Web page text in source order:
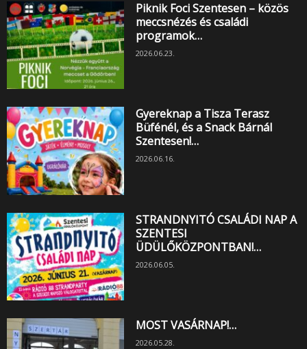
Piknik Foci Szentesen – közös
meccsnézés és családi
programok…
2026.06.23.
Gyereknap a Tisza Terasz
Büfénél, és a Snack Bárnál
Szentesen!…
2026.06.16.
STRANDNYITÓ CSALÁDI NAP A
SZENTESI
ÜDÜLŐKÖZPONTBAN!…
2026.06.05.
MOST VASÁRNAP!…
2026.05.28.